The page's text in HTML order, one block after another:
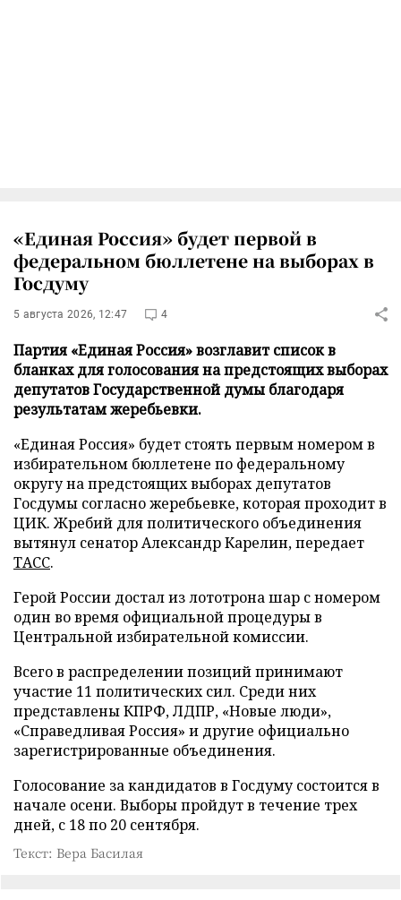
«Единая Россия» будет первой в
федеральном бюллетене на выборах в
Госдуму
5 августа 2026, 12:47 4
Партия «Единая Россия» возглавит список в
бланках для голосования на предстоящих выборах
депутатов Государственной думы благодаря
результатам жеребьевки.
«Единая Россия» будет стоять первым номером в
избирательном бюллетене по федеральному
округу на предстоящих выборах депутатов
Госдумы согласно жеребьевке, которая проходит в
ЦИК. Жребий для политического объединения
вытянул сенатор Александр Карелин, передает
ТАСС.
Герой России достал из лототрона шар с номером
один во время официальной процедуры в
Центральной избирательной комиссии.
Всего в распределении позиций принимают
участие 11 политических сил. Среди них
представлены КПРФ, ЛДПР, «Новые люди»,
«Справедливая Россия» и другие официально
зарегистрированные объединения.
Голосование за кандидатов в Госдуму состоится в
начале осени. Выборы пройдут в течение трех
дней, с 18 по 20 сентября.
Текст: Вера Басилая